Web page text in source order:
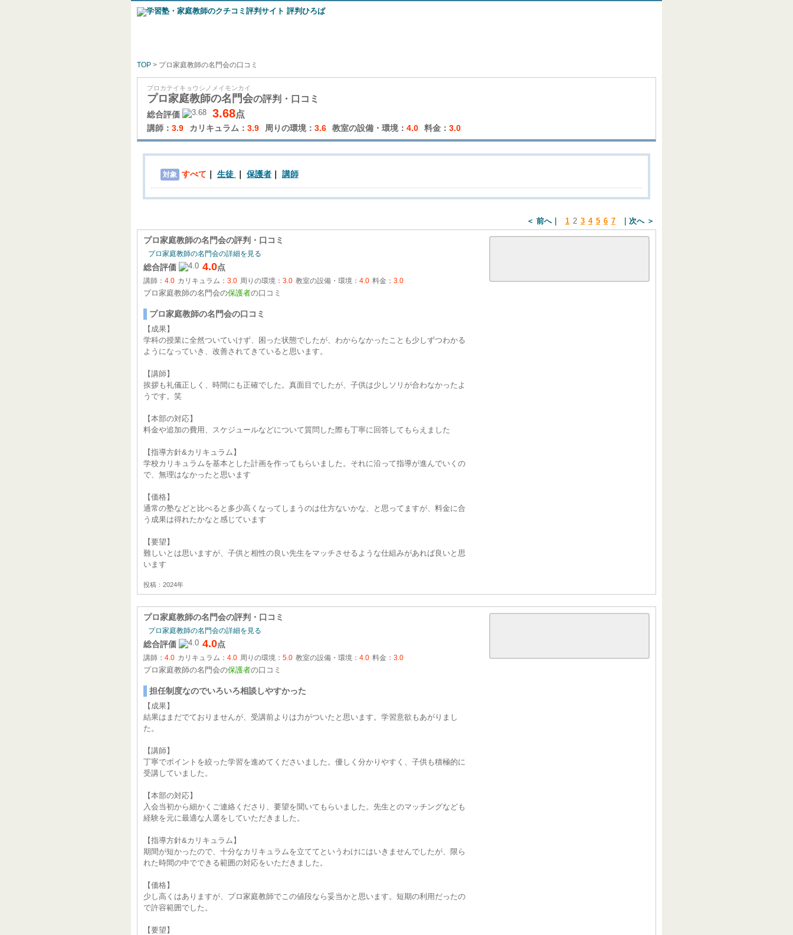
TOP > プロ家庭教師の名門会の口コミ
プロカテイキョウシノメイモンカイ
プロ家庭教師の名門会の評判・口コミ
総合評価 3.68点
講師： 3.9 カリキュラム： 3.9 周りの環境： 3.6 教室の設備・環境： 4.0 料金： 3.0
対象 すべて 生徒 保護者 講師
＜ 前へ 1 2 3 4 5 6 7 次へ ＞
プロ家庭教師の名門会の評判・口コミ
プロ家庭教師の名門会の詳細を見る
総合評価 4.0点
講師： 4.0 カリキュラム： 3.0 周りの環境： 3.0 教室の設備・環境： 4.0 料金： 3.0
プロ家庭教師の名門会の保護者の口コミ
プロ家庭教師の名門会の口コミ
【成果】
学科の授業に全然ついていけず、困った状態でしたが、わからなかったことも少しずつわかる
ようになっていき、改善されてきていると思います。
【講師】
挨拶も礼儀正しく、時間にも正確でした。真面目でしたが、子供は少しソリが合わなかったよ
うです。笑
【本部の対応】
料金や追加の費用、スケジュールなどについて質問した際も丁寧に回答してもらえました
【指導方針&カリキュラム】
学校カリキュラムを基本とした計画を作ってもらいました。それに沿って指導が進んでいくの
で、無理はなかったと思います
【価格】
通常の塾などと比べると多少高くなってしまうのは仕方ないかな、と思ってますが、料金に合
う成果は得れたかなと感じています
【要望】
難しいとは思いますが、子供と相性の良い先生をマッチさせるような仕組みがあれば良いと思
います
投稿：2024年
プロ家庭教師の名門会の評判・口コミ
プロ家庭教師の名門会の詳細を見る
総合評価 4.0点
講師： 4.0 カリキュラム： 4.0 周りの環境： 5.0 教室の設備・環境： 4.0 料金： 3.0
プロ家庭教師の名門会の保護者の口コミ
担任制度なのでいろいろ相談しやすかった
【成果】
結果はまだでておりませんが、受講前よりは力がついたと思います。学習意欲もあがりまし
た。
【講師】
丁寧でポイントを絞った学習を進めてくださいました。優しく分かりやすく、子供も積極的に
受講していました。
【本部の対応】
入会当初から細かくご連絡くださり、要望を聞いてもらいました。先生とのマッチングなども
経験を元に最適な人選をしていただきました。
【指導方針&カリキュラム】
期間が短かったので、十分なカリキュラムを立ててというわけにはいきませんでしたが、限ら
れた時間の中でできる範囲の対応をいただきました。
【価格】
少し高くはありますが、プロ家庭教師でこの値段なら妥当かと思います。短期の利用だったの
で許容範囲でした。
【要望】